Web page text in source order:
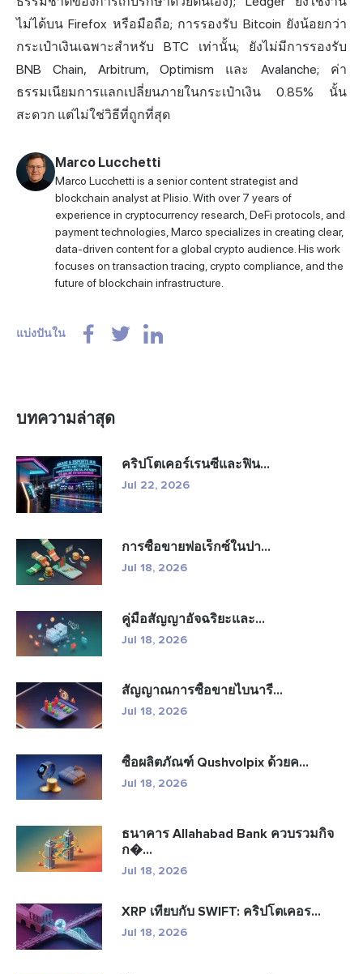
ไม่ได้บน Firefox หรือมือถือ; การรองรับ Bitcoin ยังน้อยกว่า
กระเป๋าเงินเฉพาะสำหรับ BTC เท่านั้น; ยังไม่มีการรองรับ
BNB Chain, Arbitrum, Optimism และ Avalanche; ค่า
ธรรมเนียมการแลกเปลี่ยนภายในกระเป๋าเงิน 0.85% นั้น
สะดวก แต่ไม่ใช่วิธีที่ถูกที่สุด
Marco Lucchetti
Marco Lucchetti is a senior content strategist and
blockchain analyst at Plisio. With over 7 years of
experience in cryptocurrency research, DeFi protocols, and
payment technologies, Marco specializes in creating clear,
data-driven content for a global crypto audience. His work
focuses on transaction tracing, crypto compliance, and the
future of blockchain infrastructure.
แบ่งปันใน
บทความล่าสุด
คริปโตเคอร์เรนซีและฟิน...
Jul 22, 2026
การซื้อขายฟอเร็กซ์ในปา...
Jul 18, 2026
คู่มือสัญญาอัจฉริยะและ...
Jul 18, 2026
สัญญาณการซื้อขายไบนารี...
Jul 18, 2026
ซื้อผลิตภัณฑ์ Qushvolpix ด้วยค...
Jul 18, 2026
ธนาคาร Allahabad Bank ควบรวมกิจ
ก�...
Jul 18, 2026
XRP เทียบกับ SWIFT: คริปโตเคอร...
Jul 18, 2026